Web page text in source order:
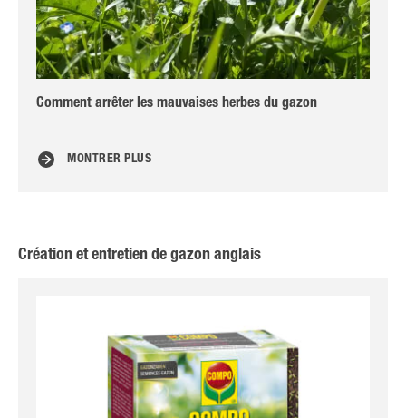
Comment arrêter les mauvaises herbes du gazon
MONTRER PLUS
Création et entretien de gazon anglais